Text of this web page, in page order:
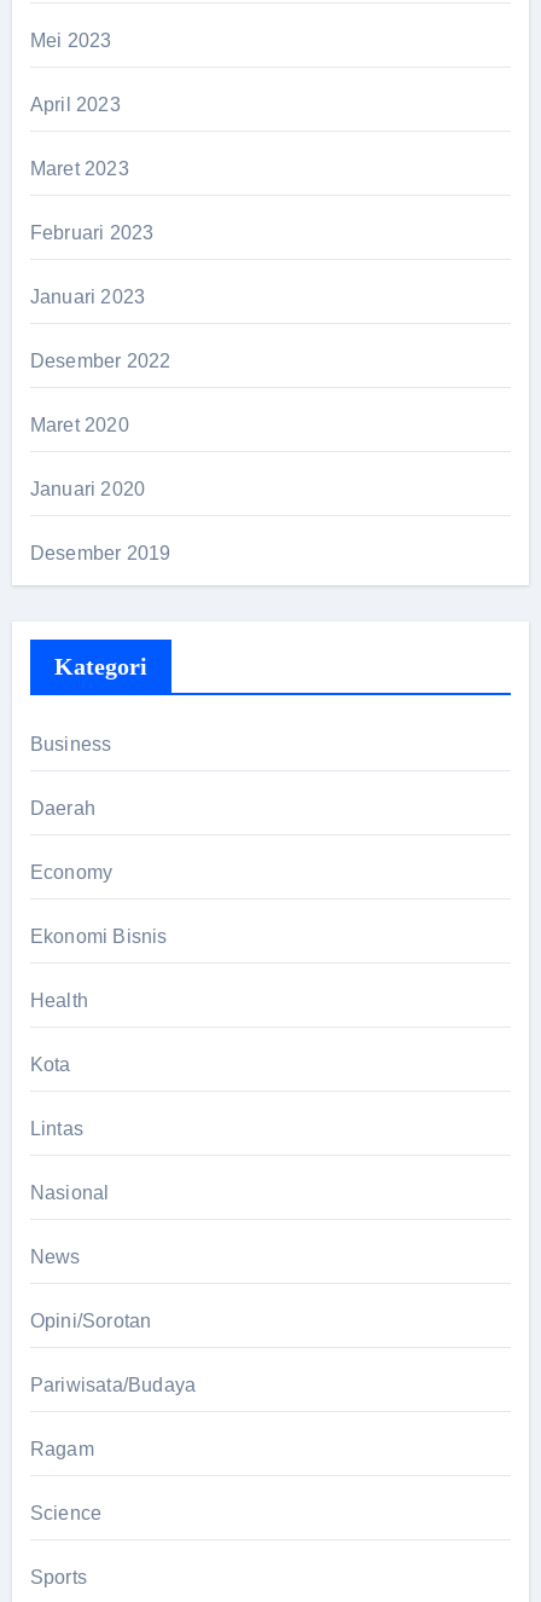
Mei 2023
April 2023
Maret 2023
Februari 2023
Januari 2023
Desember 2022
Maret 2020
Januari 2020
Desember 2019
Kategori
Business
Daerah
Economy
Ekonomi Bisnis
Health
Kota
Lintas
Nasional
News
Opini/Sorotan
Pariwisata/Budaya
Ragam
Science
Sports